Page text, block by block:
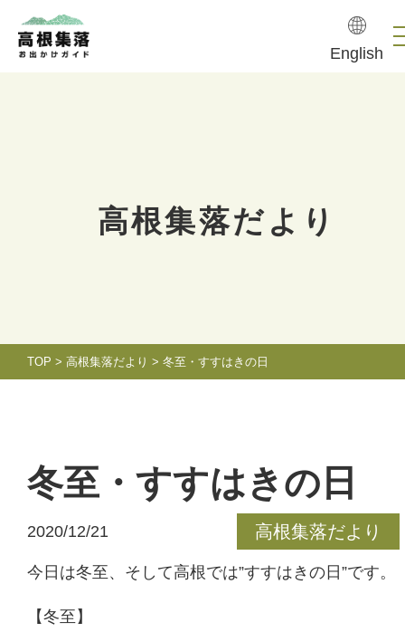
English
高根集落だより
TOP > 高根集落だより > 冬至・すすはきの日
冬至・すすはきの日
2020/12/21 高根集落だより
今日は冬至、そして高根では”すすはきの日”です。
【冬至】